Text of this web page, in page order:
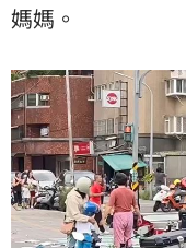
媽媽。